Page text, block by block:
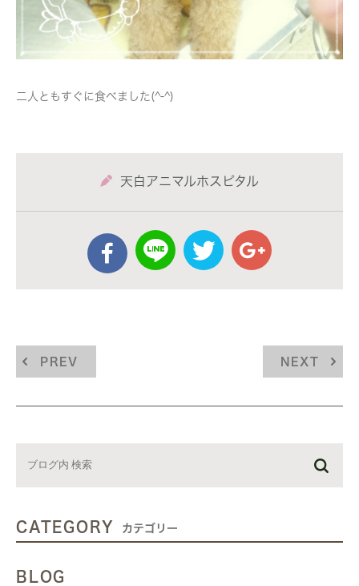
二人ともすぐに食べました(^-^)
天白アニマルホスピタル
PREV NEXT
CATEGORY カテゴリー
BLOG